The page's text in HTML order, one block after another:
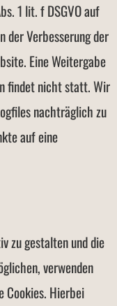
1 lit. f DSGVO auf
der Verbesserung der
Eine Weitergabe
findet nicht statt. Wir
nachträglich zu
auf eine
zu gestalten und die
verwenden
Cookies. Hierbei